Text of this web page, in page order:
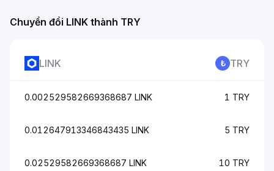
Chuyển đổi LINK thành TRY
LINK TRY
0.002529582669368687 LINK 1 TRY
0.012647913346843435 LINK 5 TRY
0.02529582669368687 LINK 10 TRY